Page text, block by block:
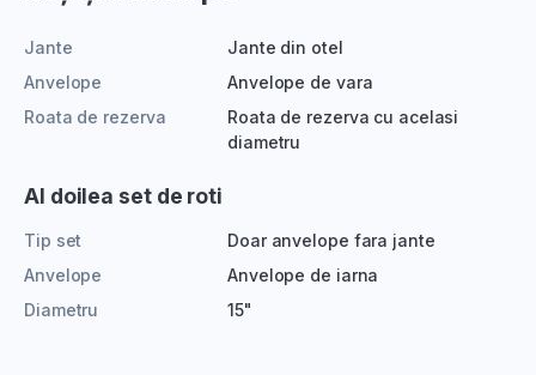
Jante
Jante din otel
Anvelope
Anvelope de vara
Roata de rezerva
Roata de rezerva cu acelasi
diametru
Al doilea set de roti
Tip set
Doar anvelope fara jante
Anvelope
Anvelope de iarna
Diametru
15"